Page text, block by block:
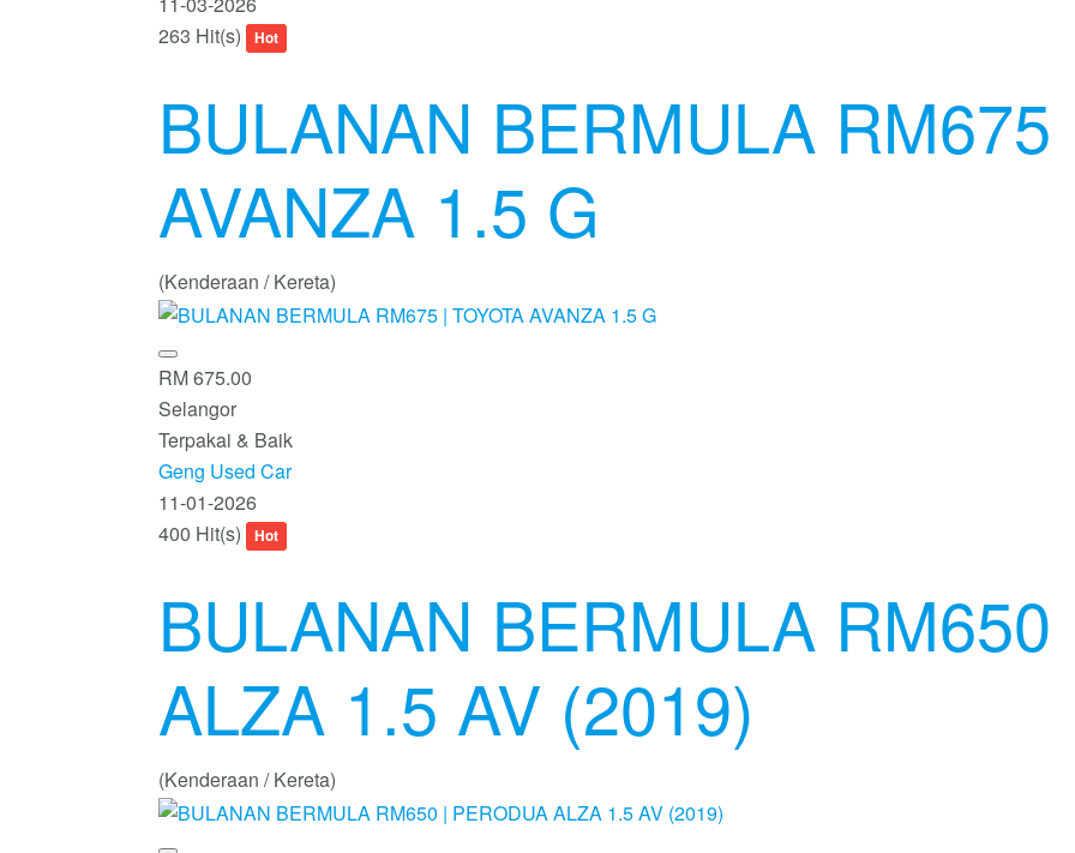
263 Hit(s)
Hot
BULANAN BERMULA RM675
AVANZA 1.5 G
(Kenderaan / Kereta)
RM 675.00
Selangor
Terpakai & Baik
Geng Used Car
11-01-2026
400 Hit(s)
Hot
BULANAN BERMULA
ALZA 1.5 AV (2019)
(Kenderaan / Kereta)